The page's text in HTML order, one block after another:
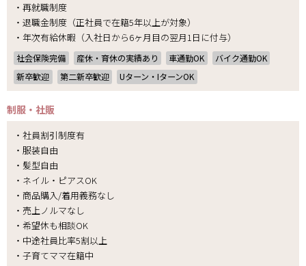
・再就職制度
・退職金制度（正社員で在籍5年以上が対象）
・年次有給休暇（入社日から6ヶ月目の翌月1日に付与）
社会保険完備 産休・育休の実績あり 車通勤OK
バイク通勤OK
新卒歓迎
第二新卒歓迎 Uターン・IターンOK
制服・社販
・社員割引制度有
・服装自由
・髪型自由
・ネイル・ピアスOK
・商品購入/着用義務なし
・売上ノルマなし
・希望休も相談OK
・中途社員比率5割以上
・子育てママ在籍中